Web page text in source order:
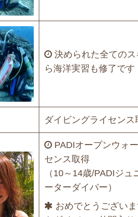
決められた全ての
ら海洋実習も修了です
ダイビングライセンス
PADIオープンウォ
センス取得
（10～14歳/PADIジ
ーターダイバー）
おめでとうござい